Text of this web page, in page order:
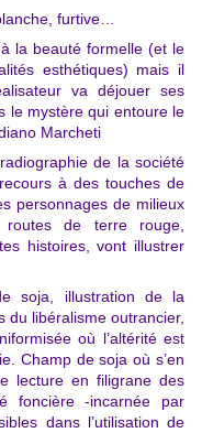
furtive…
la beauté formelle (et le
esthétiques) mais il
va déjouer ses
le mystère qui entoure le
Marcheti
de la société
à des touches de
personnages de milieux
de terre rouge,
histoires, vont illustrer
soja, illustration de la
du libéralisme outrancier,
où l’altérité est
Champ de soja où s’en
lecture en filigrane des
foncière -incarnée par
dans l’utilisation de